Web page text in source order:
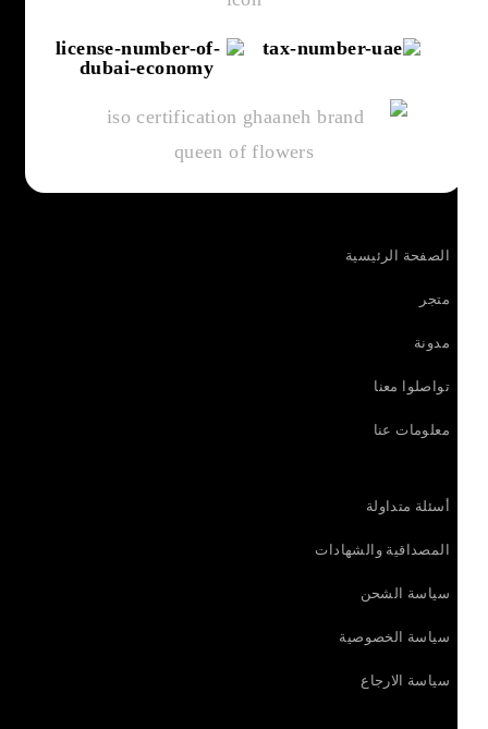
الصفحة الرئيسية
متجر
مدونة
تواصلوا معنا
معلومات عنا
أسئلة متداولة
المصداقية والشهادات
سياسة الشحن
سياسة الخصوصية
سياسة الارجاع